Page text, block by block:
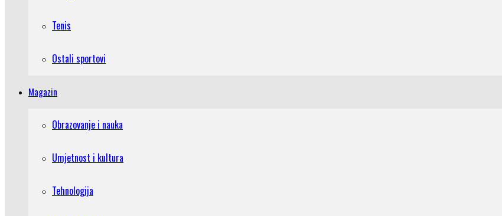
Tenis
Ostali sportovi
Magazin
Obrazovanje i nauka
Umjetnost i kultura
Tehnologija